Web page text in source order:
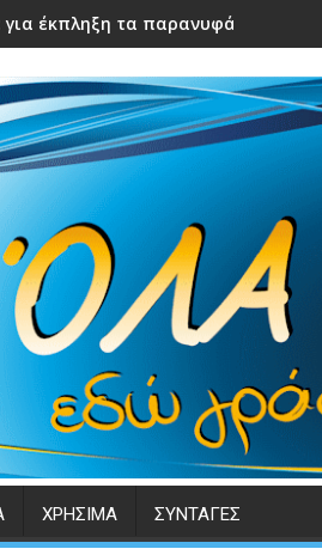
έκπληξη τα παρανυφάκια του
ΧΡΗΣΙΜΑ ΣΥΝΤΑΓΕΣ